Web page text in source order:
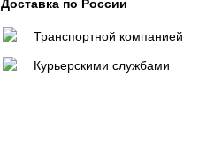
Доставка по России
Транспортной компанией
Курьерскими службами